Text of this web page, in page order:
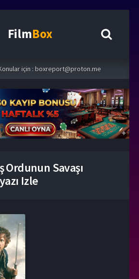
FilmBox
için : boxreport@proton.me
Ordunun Savaşı
Izle